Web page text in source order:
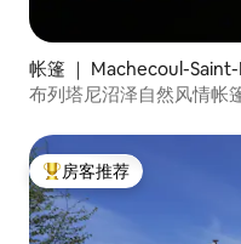
帐篷 ｜ Machecoul-
布列塔尼沼泽自然风情帐
热门「房客推荐」
房客推荐